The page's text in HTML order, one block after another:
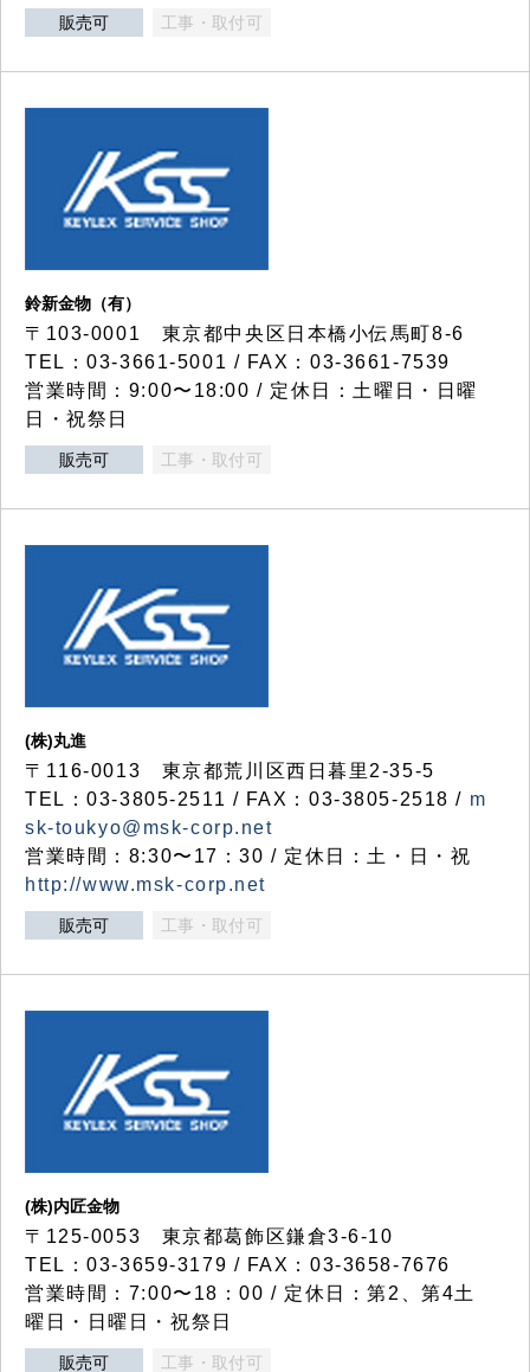
販売可 工事・取付可
鈴新金物（有）
〒103-0001 東京都中央区日本橋小伝馬町8-6
TEL：03-3661-5001 / FAX：03-3661-7539
営業時間：9:00〜18:00 / 定休日：土曜日・日曜
日・祝祭日
販売可 工事・取付可
(株)丸進
〒116-0013 東京都荒川区西日暮里2-35-5
TEL：03-3805-2511 / FAX：03-3805-2518 / m
sk-toukyo@msk-corp.net
営業時間：8:30〜17：30 / 定休日：土・日・祝
http://www.msk-corp.net
販売可 工事・取付可
(株)内匠金物
〒125-0053 東京都葛飾区鎌倉3-6-10
TEL：03-3659-3179 / FAX：03-3658-7676
営業時間：7:00〜18：00 / 定休日：第2、第4土
曜日・日曜日・祝祭日
販売可 工事・取付可